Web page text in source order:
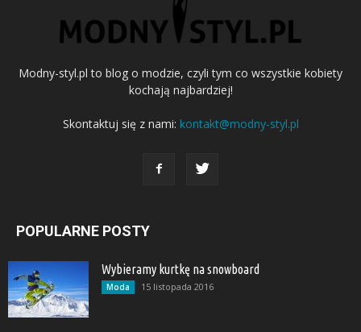
Modny-styl.pl to blog o modzie, czyli tym co wszystkie kobiety
kochają najbardziej!
Skontaktuj się z nami: kontakt@modny-styl.pl
POPULARNE POSTY
Wybieramy kurtkę na snowboard
Moda 15 listopada 2016